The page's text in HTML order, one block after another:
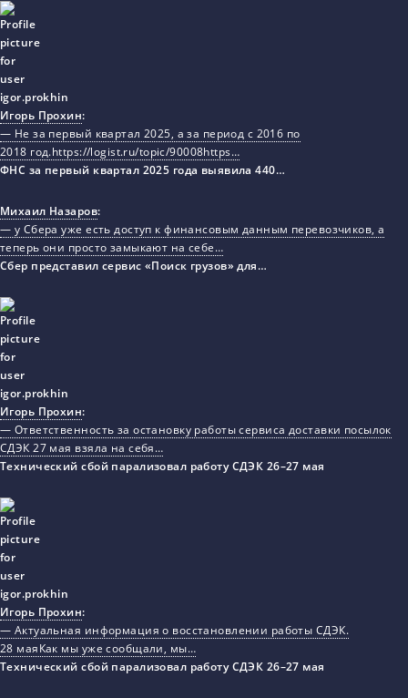
Игорь Прохин:
— Не за первый квартал 2025, а за период с 2016 по
2018 год.https://logist.ru/topic/90008https…
ФНС за первый квартал 2025 года выявила 440…
Михаил Назаров:
— у Сбера уже есть доступ к финансовым данным перевозчиков, а
теперь они просто замыкают на себе…
Сбер представил сервис «Поиск грузов» для…
Игорь Прохин:
— Ответственность за остановку работы сервиса доставки посылок
СДЭК 27 мая взяла на себя…
Технический сбой парализовал работу СДЭК 26–27 мая
Игорь Прохин:
— Актуальная информация о восстановлении работы СДЭК.
28 маяКак мы уже сообщали, мы…
Технический сбой парализовал работу СДЭК 26–27 мая